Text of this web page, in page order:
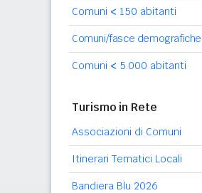
Comuni < 150 abitanti
Comuni/fasce demografiche
Comuni < 5.000 abitanti
Turismo in Rete
Associazioni di Comuni
Itinerari Tematici Locali
Bandiera Blu 2026